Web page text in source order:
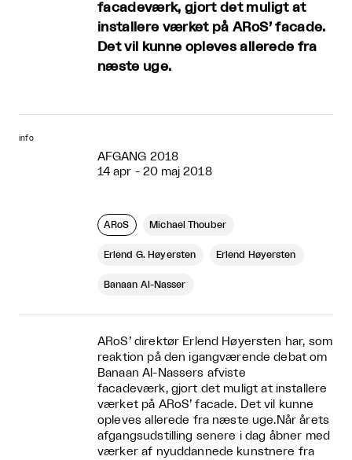
facadeværk, gjort det muligt at
installere værket på ARoS’ facade.
Det vil kunne opleves allerede fra
næste uge.
info
AFGANG 2018
14 apr - 20 maj 2018
ARoS Michael Thouber
Erlend G. Høyersten Erlend Høyersten
Banaan Al-Nasser
ARoS’ direktør Erlend Høyersten har, som
reaktion på den igangværende debat om
Banaan Al-Nassers afviste
facadeværk, gjort det muligt at installere
værket på ARoS’ facade. Det vil kunne
opleves allerede fra næste uge. Når årets
afgangsudstilling senere i dag åbner med
værker af nyuddannede kunstnere fra